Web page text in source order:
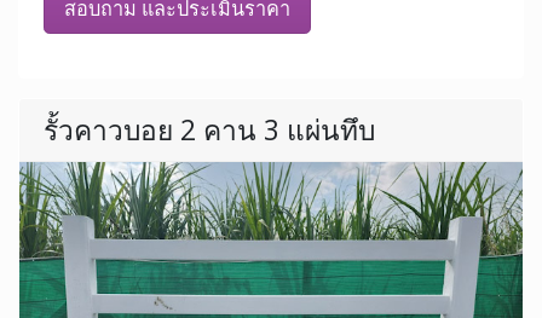
สอบถาม และประเมินราคา
รั้วคาวบอย 2 คาน 3 แผ่นทึบ